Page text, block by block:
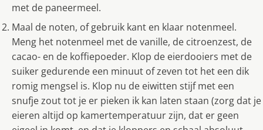
met de paneermeel.
Maal de noten, of gebruik kant en klaar notenmeel.
Meng het notenmeel met de vanille, de citroenzest, de
cacao- en de koffiepoeder. Klop de eierdooiers met de
suiker gedurende een minuut of zeven tot het een dik
romig mengsel is. Klop nu de eiwitten stijf met een
snufje zout tot je er pieken ik kan laten staan (zorg dat je
eieren altijd op kamertemperatuur zijn, dat er geen